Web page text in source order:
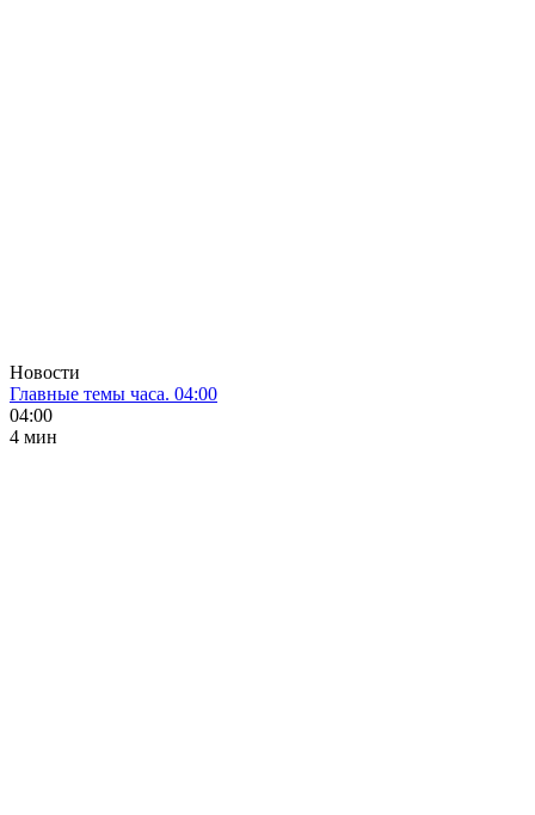
Новости
Главные темы часа. 04:00
04:00
4 мин